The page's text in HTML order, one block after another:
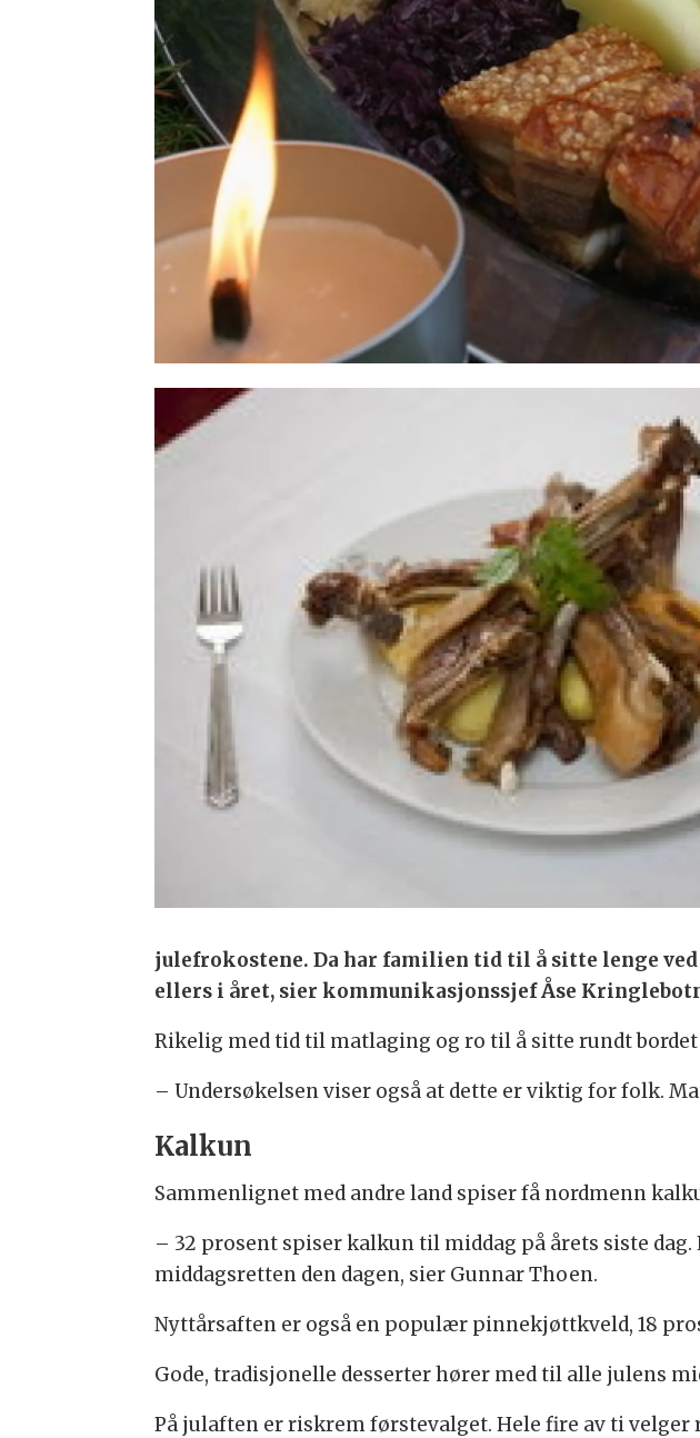
julefrokostene. Da har familien tid til å sitte lenge
ellers i året, sier kommunikasjonssjef Åse
Rikelig med tid til matlaging og ro til å sitte rundt
– Undersøkelsen viser også at dette er viktig for folk.
Kalkun
Sammenlignet med andre land spiser få nordmenn
– 32 prosent spiser kalkun til middag på årets siste
middagsretten den dagen, sier Gunnar Thoen.
Nyttårsaften er også en populær pinnekjøttkveld, 18
Gode, tradisjonelle desserter hører med til alle julens
På julaften er riskrem førstevalget. Hele fire av ti